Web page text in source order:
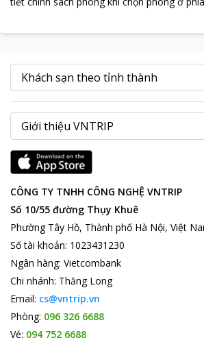
CÔNG TY TNHH CÔNG NGHỆ VNTRIP
Số 10/55 đường Thụy Khuê
Phường Tây Hồ, Thành phố Hà Nội, Việt
Số tài khoản: 1023431230
Ngân hàng: Vietcombank
Chi nhánh: Thăng Long
Email: cs@vntrip.vn
Phòng: 096 326 6688
Vé: 094 752 6688